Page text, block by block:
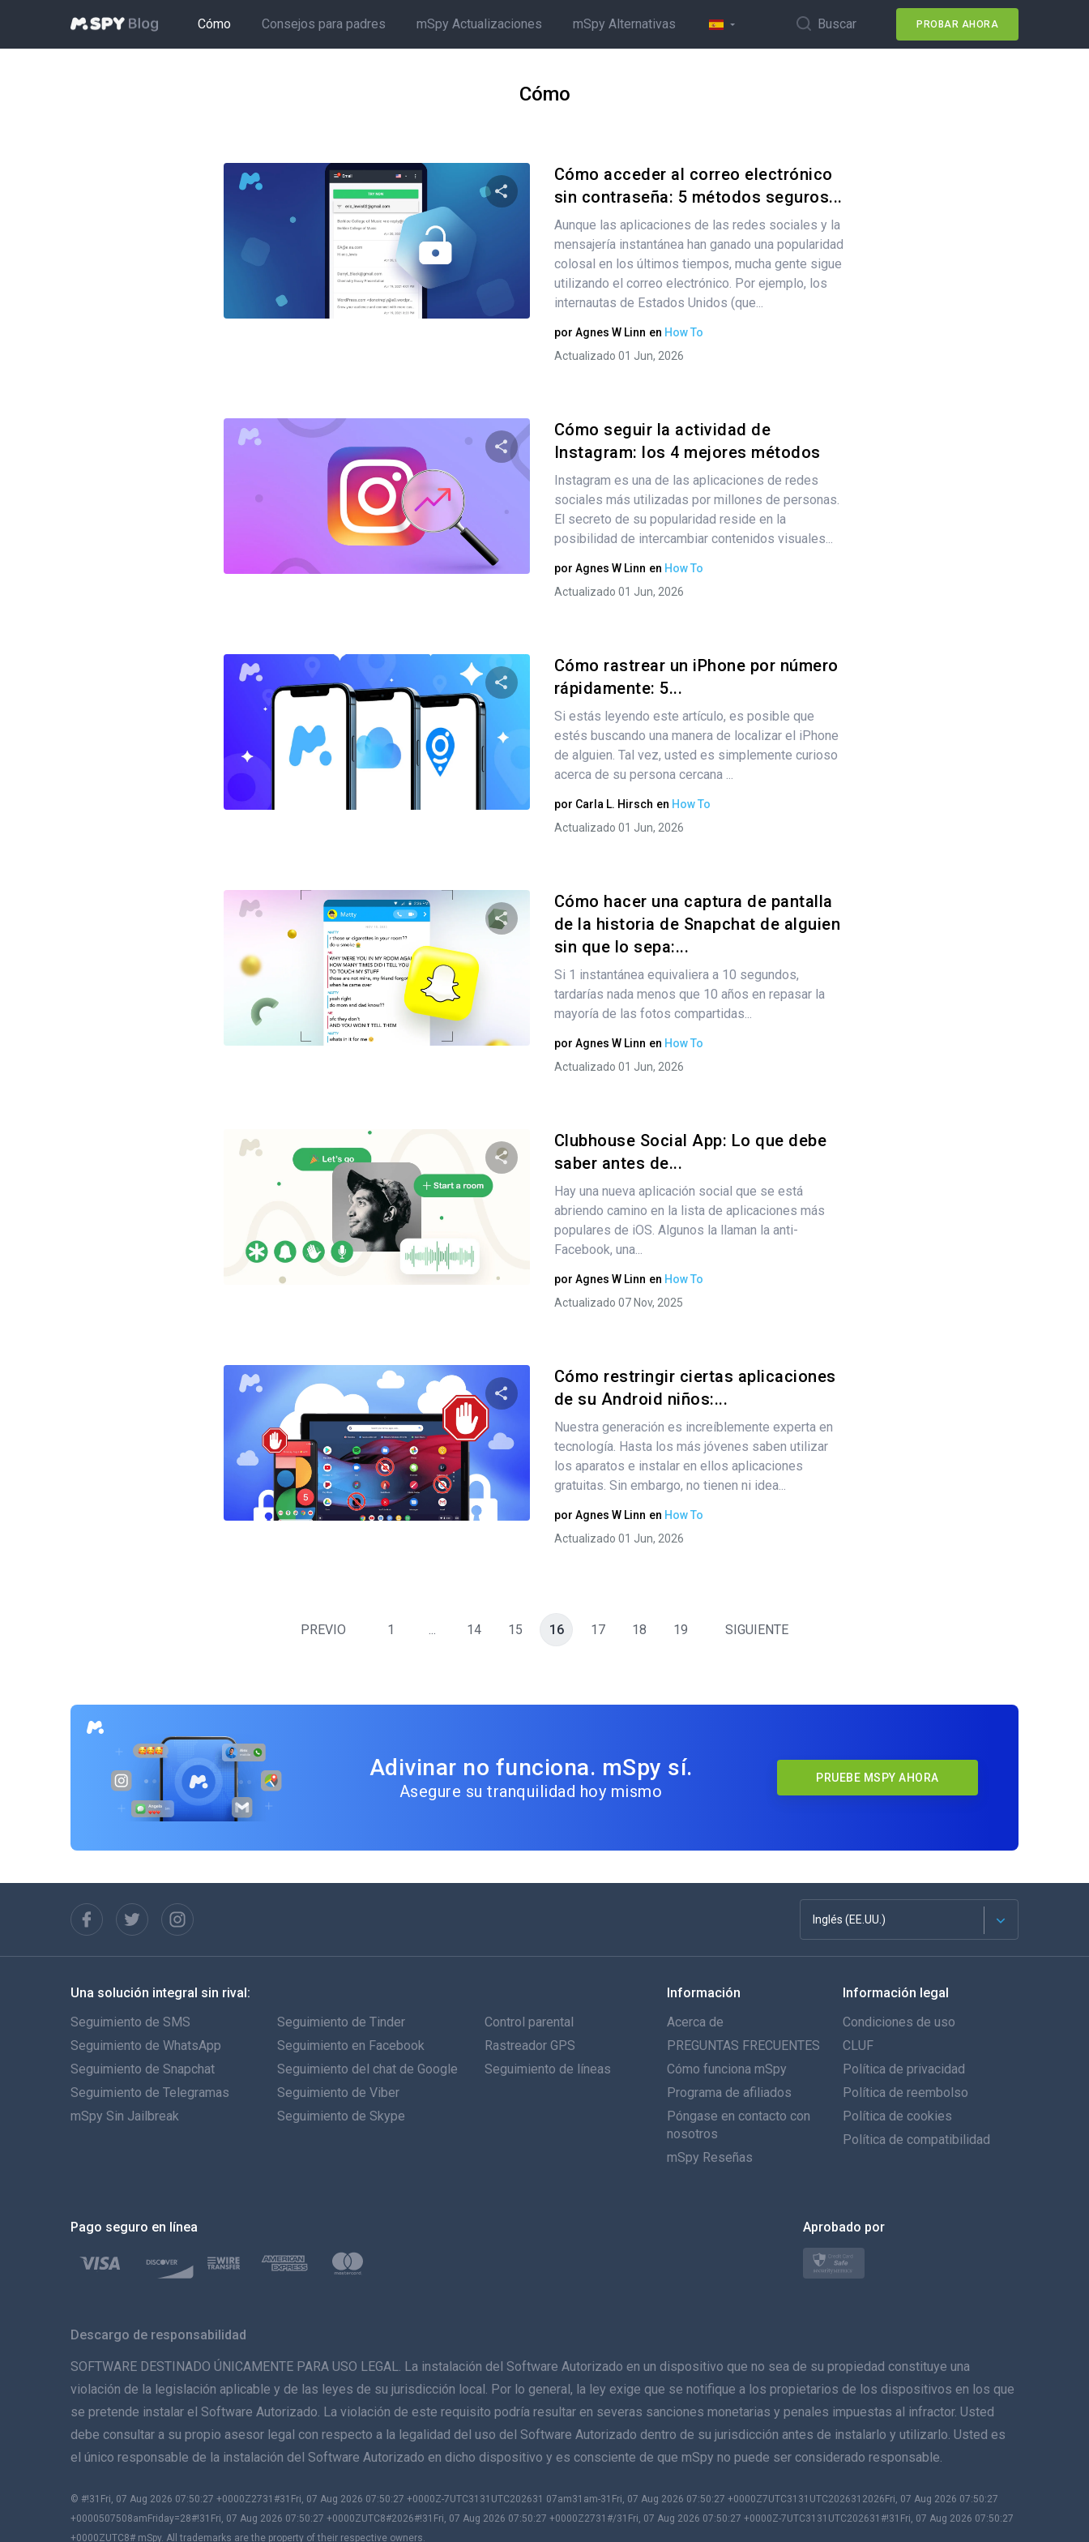
Cómo Consejos para padres mSpy Actualizaciones mSpy Alternativas Buscar PROBAR AHORA
Cómo
Comparte este artículo
Facebook Copiar enlace
Cómo acceder al correo electrónico
sin contraseña: 5 métodos seguros...
Aunque las aplicaciones de las redes sociales y la
mensajería instantánea han ganado una popularidad
colosal en los últimos tiempos, mucha gente sigue
utilizando el correo electrónico. Por ejemplo, los
internautas de Estados Unidos (que...
por Agnes W Linn en How To
Actualizado 01 Jun, 2026
Comparte este artículo
Cómo seguir la actividad de
Instagram: los 4 mejores métodos
Instagram es una de las aplicaciones de redes
sociales más utilizadas por millones de personas.
El secreto de su popularidad reside en la
posibilidad de intercambiar contenidos visuales...
por Agnes W Linn en How To
Actualizado 01 Jun, 2026
Comparte este artículo
Cómo rastrear un iPhone por número
rápidamente: 5...
Si estás leyendo este artículo, es posible que
estés buscando una manera de localizar el iPhone
de alguien. Tal vez, usted es simplemente curioso
acerca de su persona cercana ...
por Carla L. Hirsch en How To
Actualizado 01 Jun, 2026
Comparte este artículo
Cómo hacer una captura de pantalla
de la historia de Snapchat de alguien
sin que lo sepa:...
Si 1 instantánea equivaliera a 10 segundos,
tardarías nada menos que 10 años en repasar la
mayoría de las fotos compartidas...
por Agnes W Linn en How To
Actualizado 01 Jun, 2026
Comparte este artículo
Clubhouse Social App: Lo que debe
saber antes de...
Hay una nueva aplicación social que se está
abriendo camino en la lista de aplicaciones más
populares de iOS. Algunos la llaman la anti-
Facebook, una...
por Agnes W Linn en How To
Actualizado 07 Nov, 2025
Comparte este artículo
Cómo restringir ciertas aplicaciones
de su Android niños:...
Nuestra generación es increíblemente experta en
tecnología. Hasta los más jóvenes saben utilizar
los aparatos e instalar en ellos aplicaciones
gratuitas. Sin embargo, no tienen ni idea...
por Agnes W Linn en How To
Actualizado 01 Jun, 2026
PREVIO 1 ... 14 15 16 17 18 19 SIGUIENTE
Adivinar no funciona. mSpy sí.
Asegure su tranquilidad hoy mismo
PRUEBE MSPY AHORA
Inglés (EE.UU.)
Français
English
Português
Italiano
Türkçe
Polski
Svenska
简体中文
Dansk
Una solución integral sin rival:
Seguimiento de SMS
Seguimiento de WhatsApp
Seguimiento de Snapchat
Seguimiento de Telegramas
mSpy Sin Jailbreak
Seguimiento de Tinder
Seguimiento en Facebook
Seguimiento del chat de Google
Seguimiento de Viber
Seguimiento de Skype
Control parental
Rastreador GPS
Seguimiento de líneas
Información
Acerca de
PREGUNTAS FRECUENTES
Cómo funciona mSpy
Programa de afiliados
Póngase en contacto con
nosotros
mSpy Reseñas
Información legal
Condiciones de uso
CLUF
Política de privacidad
Política de reembolso
Política de cookies
Política de compatibilidad
Pago seguro en línea Aprobado por
Descargo de responsabilidad
SOFTWARE DESTINADO ÚNICAMENTE PARA USO LEGAL. La instalación del Software Autorizado en un dispositivo que no sea de su propiedad constituye una
violación de la legislación aplicable y de las leyes de su jurisdicción local. Por lo general, la ley exige que se notifique a los propietarios de los dispositivos en los que
se pretende instalar el Software Autorizado. La violación de este requisito podría resultar en severas sanciones monetarias y penales impuestas al infractor. Usted
debe consultar a su propio asesor legal con respecto a la legalidad del uso del Software Autorizado dentro de su jurisdicción antes de instalarlo y utilizarlo. Usted es
el único responsable de la instalación del Software Autorizado en dicho dispositivo y es consciente de que mSpy no puede ser considerado responsable.
© #!31Fri, 07 Aug 2026 07:50:27 +0000Z2731#31Fri, 07 Aug 2026 07:50:27 +0000Z-7UTC3131UTC202631 07am31am-31Fri, 07 Aug 2026 07:50:27 +0000Z7UTC3131UTC2026312026Fri, 07 Aug 2026 07:50:27
+0000507508amFriday=28#!31Fri, 07 Aug 2026 07:50:27 +0000ZUTC8#2026#!31Fri, 07 Aug 2026 07:50:27 +0000Z2731#/31Fri, 07 Aug 2026 07:50:27 +0000Z-7UTC3131UTC202631#!31Fri, 07 Aug 2026 07:50:27
+0000ZUTC8# mSpy. All trademarks are the property of their respective owners.